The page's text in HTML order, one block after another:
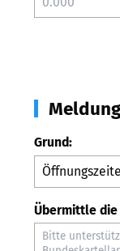
Grund:
Übermittle